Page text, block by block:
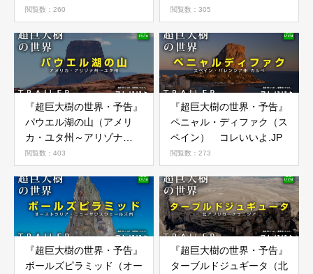
コレいいよ.JP
閲覧数：260 閲覧数：305
『超巨大樹の世界・予告』
パウエル湖の山（アメリ
カ・ユタ州～アリゾナ
州） コレいいよ.JP
閲覧数：403
『超巨大樹の世界・予告』
ペニャル・ディファク（ス
ペイン） コレいいよ.JP
閲覧数：273
『超巨大樹の世界・予告』
ボールズピラミッド（オー
『超巨大樹の世界・予告』
ターブルドジュギータ（北